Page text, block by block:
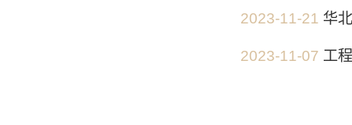
2023-11-21 华
2023-11-07 工